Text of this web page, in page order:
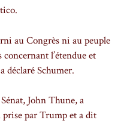
au Congrès ni au peuple
l’étendue et
déclaré Schumer.
John Thune, a
prise par Trump et a dit